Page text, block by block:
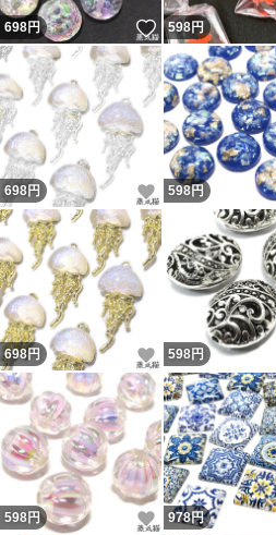
698円 いいね！
598円
698円 いいね！
598円
698円 いいね！
598円
598円 いいね！
978円